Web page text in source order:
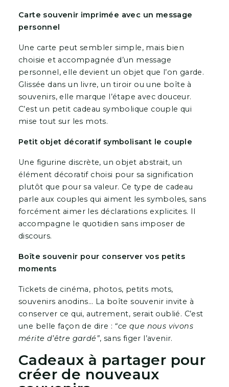
Carte souvenir imprimée avec un message
personnel
Une carte peut sembler simple, mais bien
choisie et accompagnée d’un message
personnel, elle devient un objet que l’on garde.
Glissée dans un livre, un tiroir ou une boîte à
souvenirs, elle marque l’étape avec douceur.
C’est un petit cadeau symbolique couple qui
mise tout sur les mots.
Petit objet décoratif symbolisant le couple
Une figurine discrète, un objet abstrait, un
élément décoratif choisi pour sa signification
plutôt que pour sa valeur. Ce type de cadeau
parle aux couples qui aiment les symboles, sans
forcément aimer les déclarations explicites. Il
accompagne le quotidien sans imposer de
discours.
Boîte souvenir pour conserver vos petits
moments
Tickets de cinéma, photos, petits mots,
souvenirs anodins… La boîte souvenir invite à
conserver ce qui, autrement, serait oublié. C’est
une belle façon de dire : “ce que nous vivons
mérite d’être gardé”, sans figer l’avenir.
Cadeaux à partager pour
créer de nouveaux